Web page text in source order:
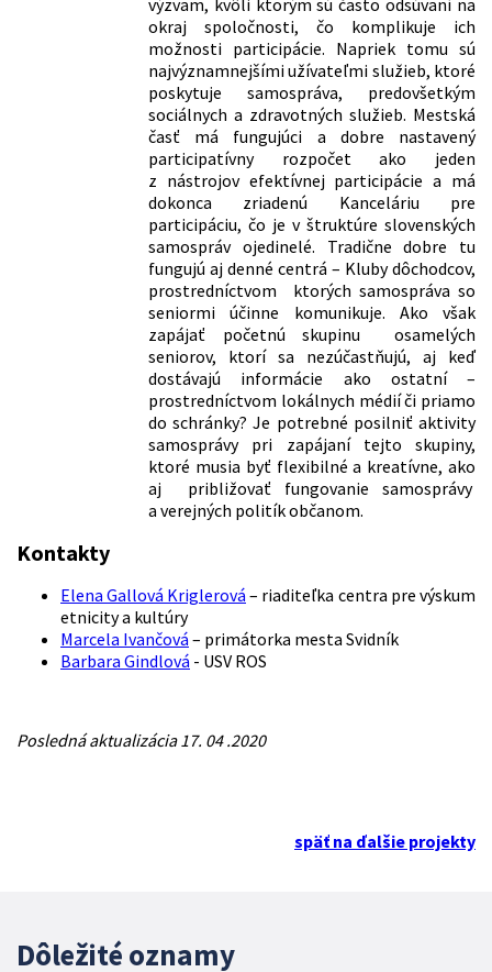
okraj spoločnosti, čo komplikuje ich
možnosti par­ticipácie. Napriek tomu sú
najvýznamnejšími užívateľmi služieb, ktoré
poskytuje samospráva, predovšetkým
sociálnych a zdravotných služieb. Mestská
časť má fungujúci a dobre nastavený
participatívny rozpočet ako jeden
z nástrojov efektívnej participácie a má
dokonca zriadenú Kanceláriu pre
participáciu, čo je v štruktúre slovenských
samospráv ojedinelé. Tradične dobre tu
fungujú aj denné centrá – Kluby dôchodcov,
prostredníctvom ktorých samospráva so
seniormi účinne komunikuje. Ako však
zapájať početnú skupinu osamelých
seniorov, ktorí sa nezúčastňujú, aj keď
dostávajú informácie ako ostatní –
prostredníctvom lokálnych médií či priamo
do schránky? Je potrebné posilniť aktivity
samosprávy pri zapájaní tejto skupiny,
ktoré musia byť flexibilné a kreatívne, ako
aj približovať fungovanie samosprávy
a verejných politík občanom.
Kontakty
Elena Gallová Kriglerová – riaditeľka centra pre výskum
etnicity a kultúry
Marcela Ivančová – primátorka mesta Svidník
Barbara Gindlová - USV ROS
Posledná aktualizácia 17. 04 .2020
späť na ďalšie projekty
Dôležité oznamy